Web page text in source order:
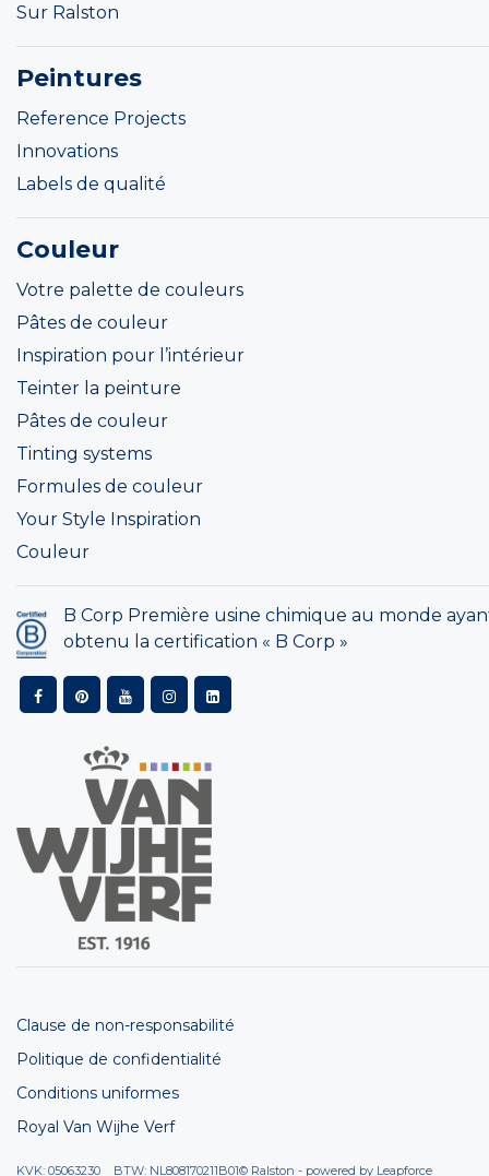
Sur Ralston
Peintures
Reference Projects
Innovations
Labels de qualité
Couleur
Votre palette de couleurs
Pâtes de couleur
Inspiration pour l’intérieur
Teinter la peinture
Pâtes de couleur
Tinting systems
Formules de couleur
Your Style Inspiration
Couleur
B Corp Première usine chimique au monde
obtenu la certification « B Corp »
Clause de non-responsabilité
Politique de confidentialité
Conditions uniformes
Royal Van Wijhe Verf
KVK: 05063230 BTW: NL808170211B01© Ralston - powered by Leapforce